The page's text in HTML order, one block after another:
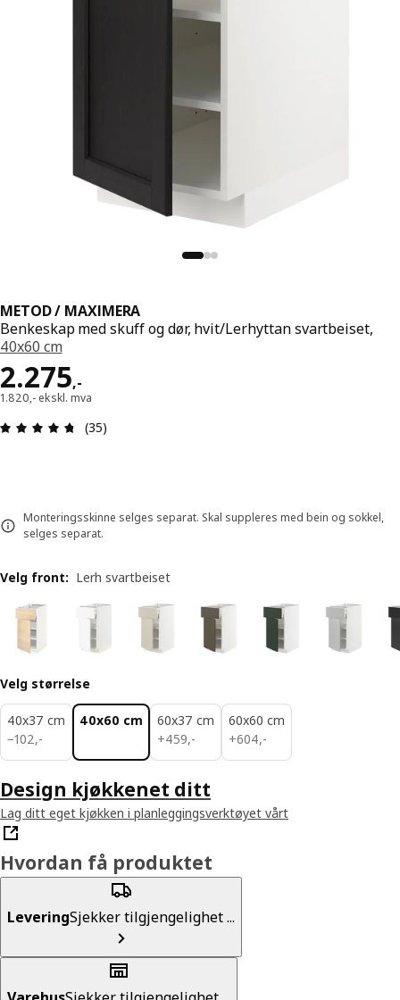
METOD / MAXIMERA
Benkeskap med skuff og dør, hvit/Lerhyttan svartbeiset,
40x60 cm
2.275,-
Pris 2275,-
1.820,- ekskl. mva
Produktomtale: 4.7 ingen kundevurdering 5
(35)
Monteringsskinne selges separat. Skal suppleres med bein og sokkel,
selges separat.
Velg front: Lerh svartbeiset
Velg størrelse
40x37 cm
−102,-
102,-
40x60 cm
60x37 cm
+459,-
459,-
60x60 cm
+604,-
604,-
Design kjøkkenet ditt
Lag ditt eget kjøkken i planleggingsverktøyet vårt
Hvordan få produktet
LeveringSjekker tilgjengelighet ...